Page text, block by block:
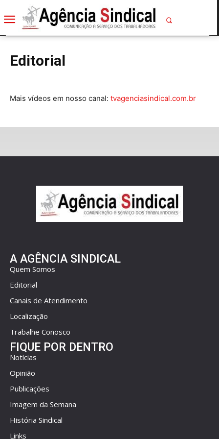
Editorial
Mais vídeos em nosso canal: tvagenciasindical.com.br
A AGÊNCIA SINDICAL
Quem Somos
Editorial
Canais de Atendimento
Localização
Trabalhe Conosco
FIQUE POR DENTRO
Notícias
Opinião
Publicações
Imagem da Semana
História Sindical
Links